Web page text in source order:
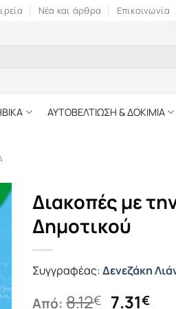
Νέα και άρθρα Επικοινωνία
ΑΥΤΟΒΕΛΤΙΩΣΗ & ΔΟΚΙΜΙΑ
Διακοπές με
Δημοτικού
Συγγραφέας:Δενεζάκη
Από:8.12€ Original
7.31€Η